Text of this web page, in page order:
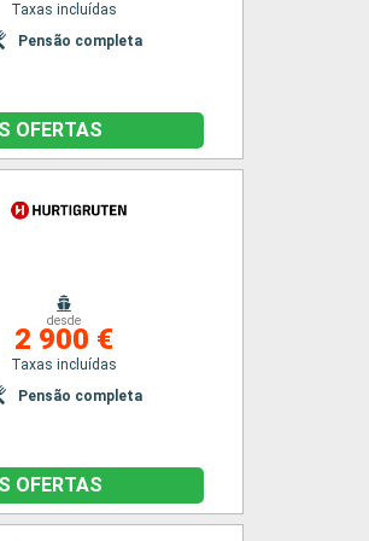
Taxas incluídas
Pensão completa
OFERTAS
desde
2 900 €
Taxas incluídas
Pensão completa
OFERTAS